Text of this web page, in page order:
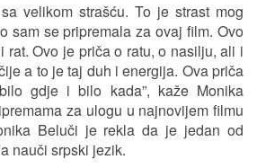
velikom strašću. To je strast mog
sam se pripremala za ovaj film. Ovo
rat. Ovo je priča o ratu, o nasilju, ali i
a to je taj duh i energija. Ova priča
gdje i bilo kada”, kaže Monika
za ulogu u najnovijem filmu
Beluči je rekla da je jedan od
nauči srpski jezik.